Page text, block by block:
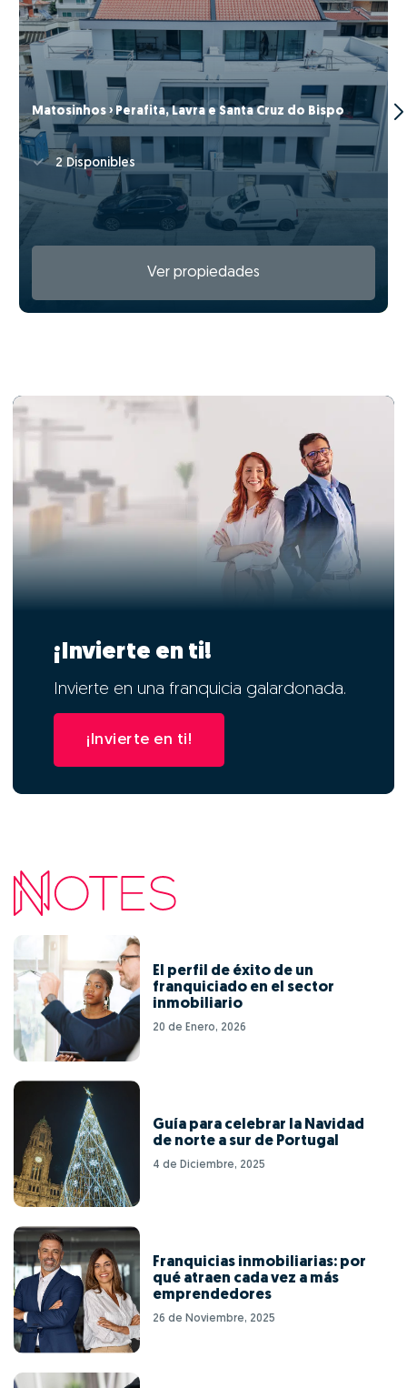
Matosinhos › Perafita, Lavra e Santa Cruz do Bispo
2 Disponibles
Ver propiedades
¡Invierte en ti!
Invierte en una franquicia galardonada.
¡Invierte en ti!
El perfil de éxito de un
franquiciado en el sector
inmobiliario
20 de Enero, 2026
Guía para celebrar la Navidad
de norte a sur de Portugal
4 de Diciembre, 2025
Franquicias inmobiliarias: por
qué atraen cada vez a más
emprendedores
26 de Noviembre, 2025